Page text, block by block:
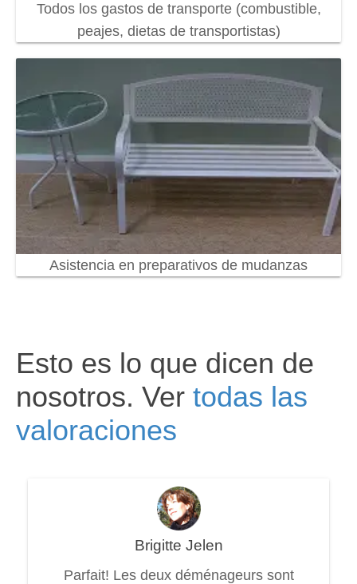
Todos los gastos de transporte (combustible,
peajes, dietas de transportistas)
Asistencia en preparativos de mudanzas
Esto es lo que dicen de
nosotros. Ver todas las
valoraciones
Brigitte Jelen
Parfait! Les deux déménageurs sont